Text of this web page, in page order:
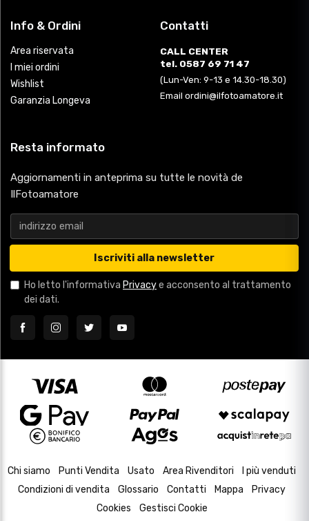
Info & Ordini
Area riservata
I miei ordini
Wishlist
Garanzia Longeva
Contatti
CALL CENTER
tel. 0587 69 71 47
(Lun-Ven: 9-13 e 14.30-18.30)
Email ordini@ilfotoamatore.it
Resta informato
Aggiornamenti in anteprima su tutte le novità de
IlFotoamatore
Iscriviti alla newsletter
Ho letto l'informativa Privacye acconsento al trattamento
dei dati.
Chi siamo Punti Vendita Usato Area Rivenditori
I più venduti
Condizioni di vendita
Glossario Contatti Mappa
Privacy
Cookies
Gestisci Cookie